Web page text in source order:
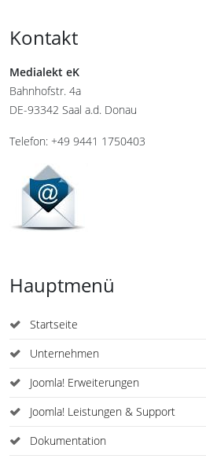
Kontakt
Medialekt eK
Bahnhofstr. 4a
DE-93342 Saal a.d. Donau
Telefon: +49 9441 1750403
Hauptmenü
Startseite
Unternehmen
Joomla! Erweiterungen
Joomla! Leistungen & Support
Dokumentation